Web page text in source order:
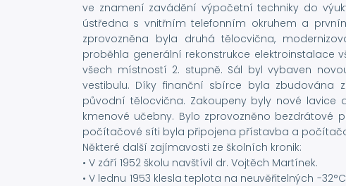
ve znamení zavádění výpočetní techniky do
ústředna s vnitřním telefonním okruhem a
zprovozněna byla druhá tělocvična,
proběhla generální rekonstrukce elektroinstalace
všech místností 2. stupně. Sál byl vybaven
vestibulu. Díky finanční sbírce byla zbudována
původní tělocvična. Zakoupeny byly nové
kmenové učebny. Bylo zprovozněno bezdrátové
počítačové síti byla připojena přístavba a
Některé další zajímavosti ze školních kronik:
• V září 1952 školu navštívil dr. Vojtěch Martínek.
• V lednu 1953 klesla teplota na neuvěřitelných -